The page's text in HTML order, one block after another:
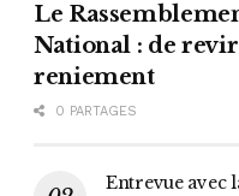
Le
National : de
reniement
0 PARTAGES
Entrevue avec